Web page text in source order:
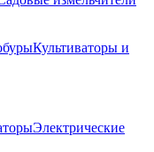
Культиваторы и
Электрические